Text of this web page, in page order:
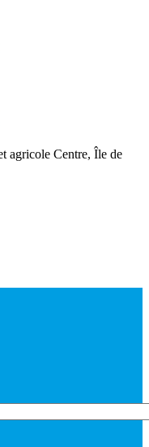
agricole Centre, Île de